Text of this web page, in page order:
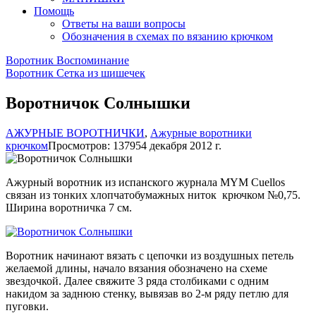
Помощь
Ответы на ваши вопросы
Обозначения в схемах по вязанию крючком
Воротник Воспоминание
Воротник Сетка из шишечек
Воротничок Солнышки
АЖУРНЫЕ ВОРОТНИЧКИ, Ажурные воротники
крючкомПросмотров: 137954 декабря 2012 г.
Ажурный воротник из испанского журнала MYM Cuellos
связан из тонких хлопчатобумажных ниток крючком №0,75.
Ширина воротничка 7 см.
Воротник начинают вязать с цепочки из воздушных петель
желаемой длины, начало вязания обозначено на схеме
звездочкой. Далее свяжите 3 ряда столбиками с одним
накидом за заднюю стенку, вывязав во 2-м ряду петлю для
пуговки.